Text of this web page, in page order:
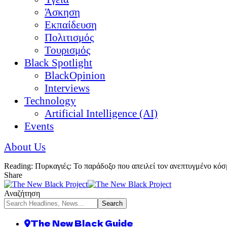
Άσκηση
Εκπαίδευση
Πολιτισμός
Τουρισμός
Black Spotlight
BlackOpinion
Interviews
Technology
Artificial Intelligence (AI)
Events
About Us
Reading: Πυρκαγιές: Το παράδοξο που απειλεί τον ανεπτυγμένο
Share
Αναζήτηση
The New Black Guide